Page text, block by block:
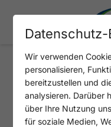
DIE
(ETAPPE 2:
Wir verwenden
personalisieren,
bereitzustellen und
analysieren. Darüber
über Ihre Nutzung
für soziale Medien,